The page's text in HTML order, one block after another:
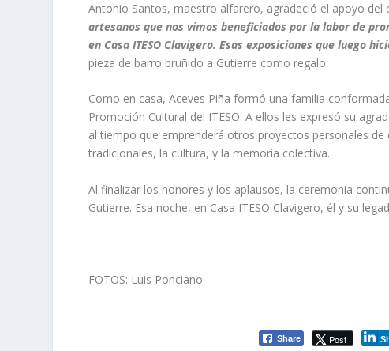
Antonio Santos, maestro alfarero, agradeció el apoyo del
artesanos que nos vimos beneficiados por la labor de
en Casa ITESO Clavigero. Esas exposiciones que luego
pieza de barro bruñido a Gutierre como regalo.
Como en casa, Aceves Piña formó una familia
Promoción Cultural del ITESO. A ellos les expresó su
al tiempo que emprenderá otros proyectos personales
tradicionales, la cultura, y la memoria colectiva.
Al finalizar los honores y los aplausos, la ceremonia
Gutierre. Esa noche, en Casa ITESO Clavigero, él y su
FOTOS: Luis Ponciano
Share Post